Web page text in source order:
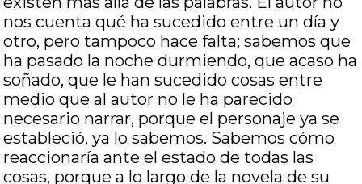
nos cuenta qué ha sucedido entre un día y
otro, pero tampoco hace falta; sabemos que
ha pasado la noche durmiendo, que acaso ha
soñado, que le han sucedido cosas entre
medio que al autor no le ha parecido
necesario narrar, porque el personaje ya se
estableció, ya lo sabemos. Sabemos cómo
reaccionaría ante el estado de todas las
cosas, porque a lo largo de la novela de su